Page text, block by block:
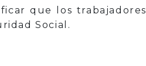
que los trabajadores
Social.